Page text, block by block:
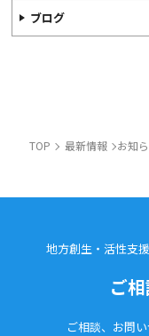
ブログ
TOP 最新情報 お知
地方創生・活性支
ご
ご相談、お問